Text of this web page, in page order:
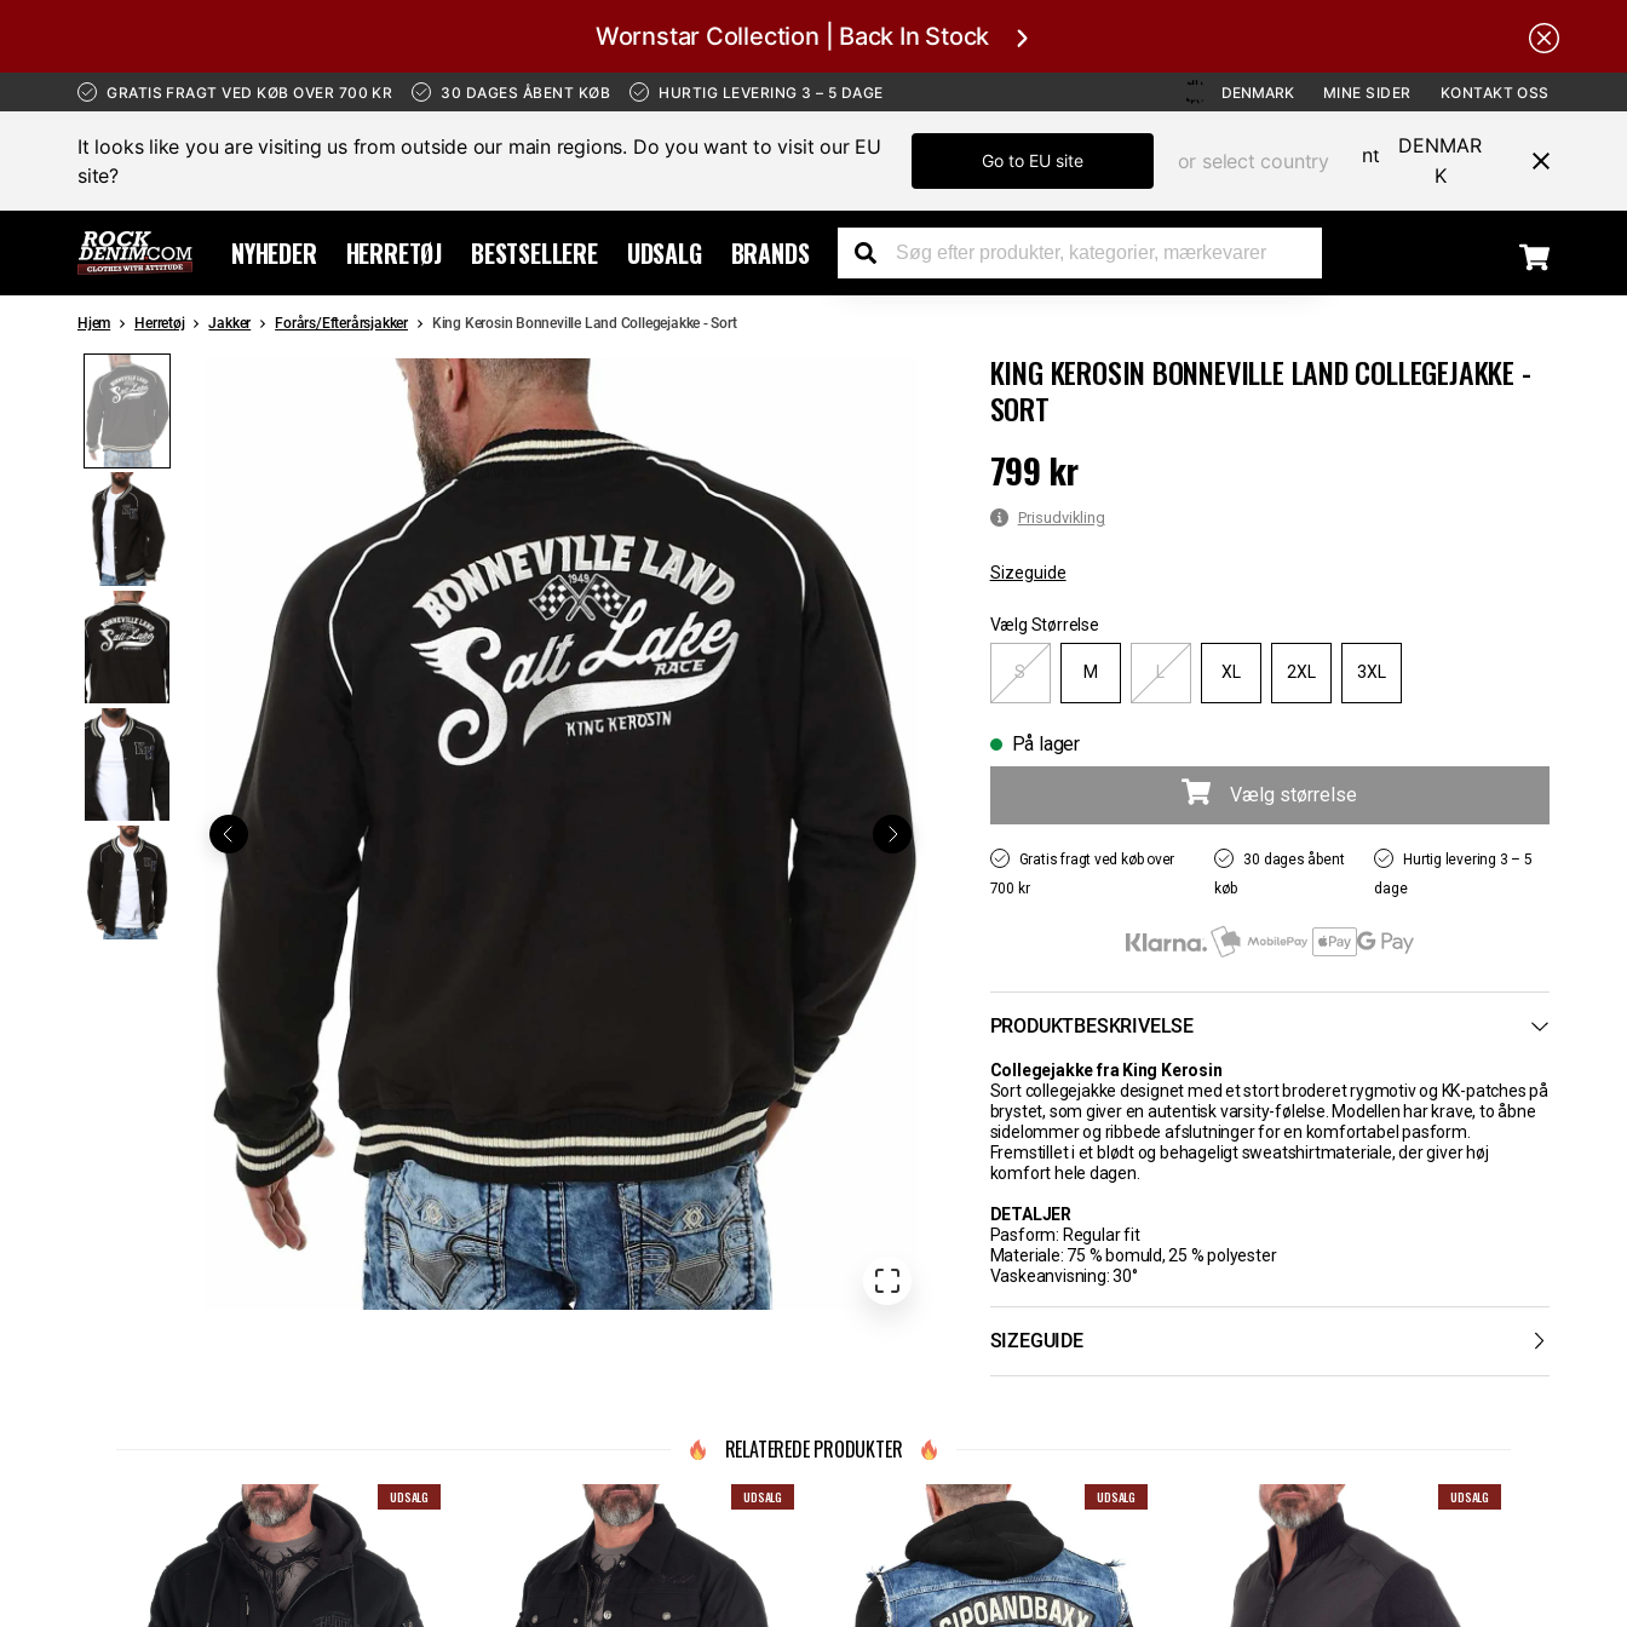
Wornstar Collection | Back In Stock
GRATIS FRAGT VED KØB OVER 700 KR 30 DAGES ÅBENT KØB HURTIG LEVERING 3 – 5 DAGE DENMARK MINE SIDER KONTAKT OSS
It looks like you are visiting us from outside our main regions. Do you want to visit our EU
site?
Go to EU site or select country
DENMAR
K
NYHEDER HERRETØJ BESTSELLERE UDSALG BRANDS
Hjem Herretøj Jakker Forårs/Efterårsjakker King Kerosin Bonneville Land Collegejakke - Sort
KING KEROSIN BONNEVILLE LAND COLLEGEJAKKE -
SORT
Pris:799 kr
799 kr
Prisudvikling
Sizeguide
Vælg Størrelse
S M L XL 2XL 3XL
På lager
Vælg størrelse
Gratis fragt ved køb over
700 kr
30 dages åbent
køb
Hurtig levering 3 – 5
dage
PRODUKTBESKRIVELSE
Collegejakke fra King Kerosin
Sort collegejakke designet med et stort broderet rygmotiv og KK-patches på
brystet, som giver en autentisk varsity-følelse. Modellen har krave, to åbne
sidelommer og ribbede afslutninger for en komfortabel pasform.
Fremstillet i et blødt og behageligt sweatshirtmateriale, der giver høj
komfort hele dagen.
DETALJER
Pasform: Regular fit
Materiale: 75 % bomuld, 25 % polyester
Vaskeanvisning: 30°
SIZEGUIDE
RELATEREDE PRODUKTER
UDSALG UDSALG UDSALG UDSALG